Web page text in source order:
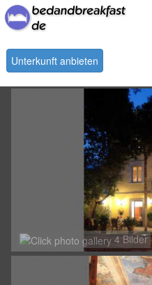
Unterkunft anbieten
4 Bilder